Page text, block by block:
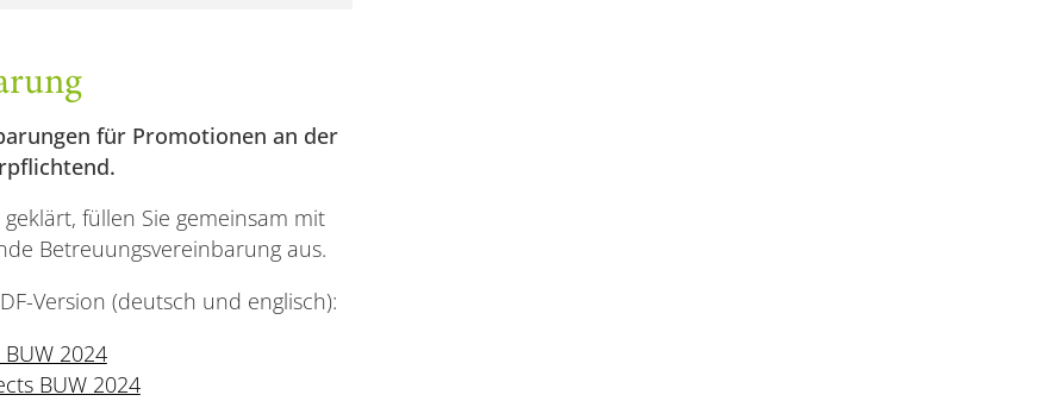
für Promotionen an der
füllen Sie gemeinsam mit
Betreuungsvereinbarung aus.
Version (deutsch und englisch):
2024
BUW 2024